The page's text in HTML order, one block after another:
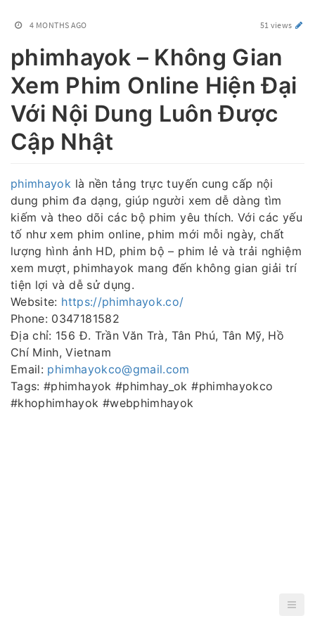
4 MONTHS AGO 51 views
phimhayok – Không Gian
Xem Phim Online Hiện Đại
Với Nội Dung Luôn Được
Cập Nhật
phimhayok là nền tảng trực tuyến cung cấp nội
dung phim đa dạng, giúp người xem dễ dàng tìm
kiếm và theo dõi các bộ phim yêu thích. Với các yếu
tố như xem phim online, phim mới mỗi ngày, chất
lượng hình ảnh HD, phim bộ – phim lẻ và trải nghiệm
xem mượt, phimhayok mang đến không gian giải trí
tiện lợi và dễ sử dụng.
Website: https://phimhayok.co/
Phone: 0347181582
Địa chỉ: 156 Đ. Trần Văn Trà, Tân Phú, Tân Mỹ, Hồ
Chí Minh, Vietnam
Email: phimhayokco@gmail.com
Tags: #phimhayok #phimhay_ok #phimhayokco
#khophimhayok #webphimhayok